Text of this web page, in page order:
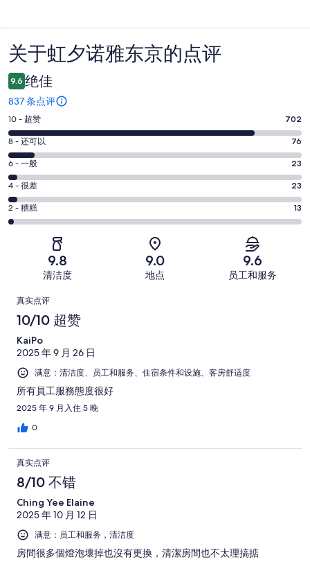
点
评
关于虹夕诺雅东京的点评
9.6 绝佳
837 条点评
10
分
-
超
赞。
702
条
好
条
点
10 - 超赞 702
8
分
-
还
可
以。
有
837
条
点
评
8 - 还可以 76
6
分
-
一
般。
共
有
条
点
评
6 - 一般 23
4
分
-
评，
共
有
837
条
评
4 - 很差 23
2
分
条
好
评，
共
有
837
条
点
2 - 糟糕 13
9.8
清洁度
9.0
地点
9.6
员工和服务
点
评
真实点评
10/10 超赞
KaiPo
2025 年 9 月 26 日
满意：清洁度、员工和服务、住宿条件和设施、客房舒适度
所有員工服務態度很好
2025 年 9 月入住 5 晚
0
真实点评
8/10 不错
Ching Yee Elaine
2025 年 10 月 12 日
满意：员工和服务，清洁度
房間很多個燈泡壞掉也沒有更換，清潔房間也不太理搞掂